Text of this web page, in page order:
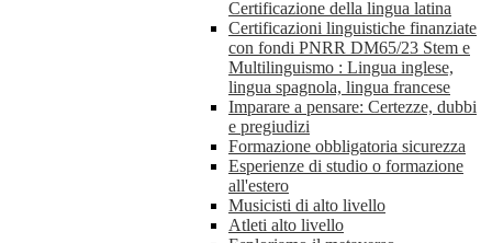
Certificazione della lingua latina
Certificazioni linguistiche finanziate
con fondi PNRR DM65/23 Stem e
Multilinguismo : Lingua inglese,
lingua spagnola, lingua francese
Imparare a pensare: Certezze, dubbi
e pregiudizi
Formazione obbligatoria sicurezza
Esperienze di studio o formazione
all'estero
Musicisti di alto livello
Atleti alto livello